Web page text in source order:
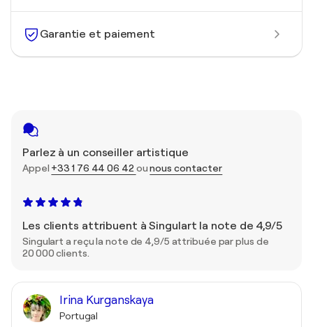
Garantie et paiement
Parlez à un conseiller artistique
Appel +33 1 76 44 06 42 ounous contacter
Les clients attribuent à Singulart la note de 4,9/5
Singulart a reçu la note de 4,9/5 attribuée par plus de
20 000 clients.
Irina Kurganskaya
Portugal